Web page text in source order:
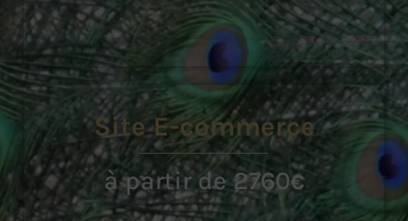
Site E-commerce
à partir de 2760€